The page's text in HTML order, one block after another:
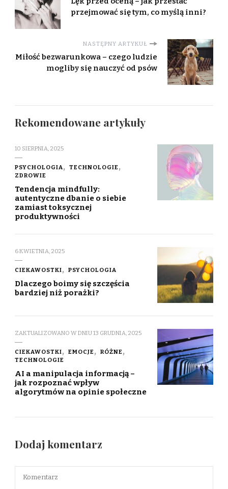
przejmować się tym, co myślą inni?
NASTĘPNY ARTYKUŁ
Miłość bezwarunkowa – czego ludzie
mogliby się nauczyć od psów
Rekomendowane artykuły
10 SIERPNIA, 2025
PSYCHOLOGIA
TECHNOLOGIE
ZDROWIE
Tendencja mindfully:
autentyczne dbanie o siebie
zamiast toksycznej
produktywności
6 KWIETNIA, 2025
CIEKAWOSTKI PSYCHOLOGIA
Dlaczego boimy się szczęścia
bardziej niż porażki?
ZAKTUALIZOWANO W DNIU13 GRUDNIA, 2025
CIEKAWOSTKI EMOCJE
RÓŻNE
TECHNOLOGIE
AI a manipulacja informacją –
jak rozpoznać wpływ
algorytmów na opinie społeczne
Dodaj komentarz